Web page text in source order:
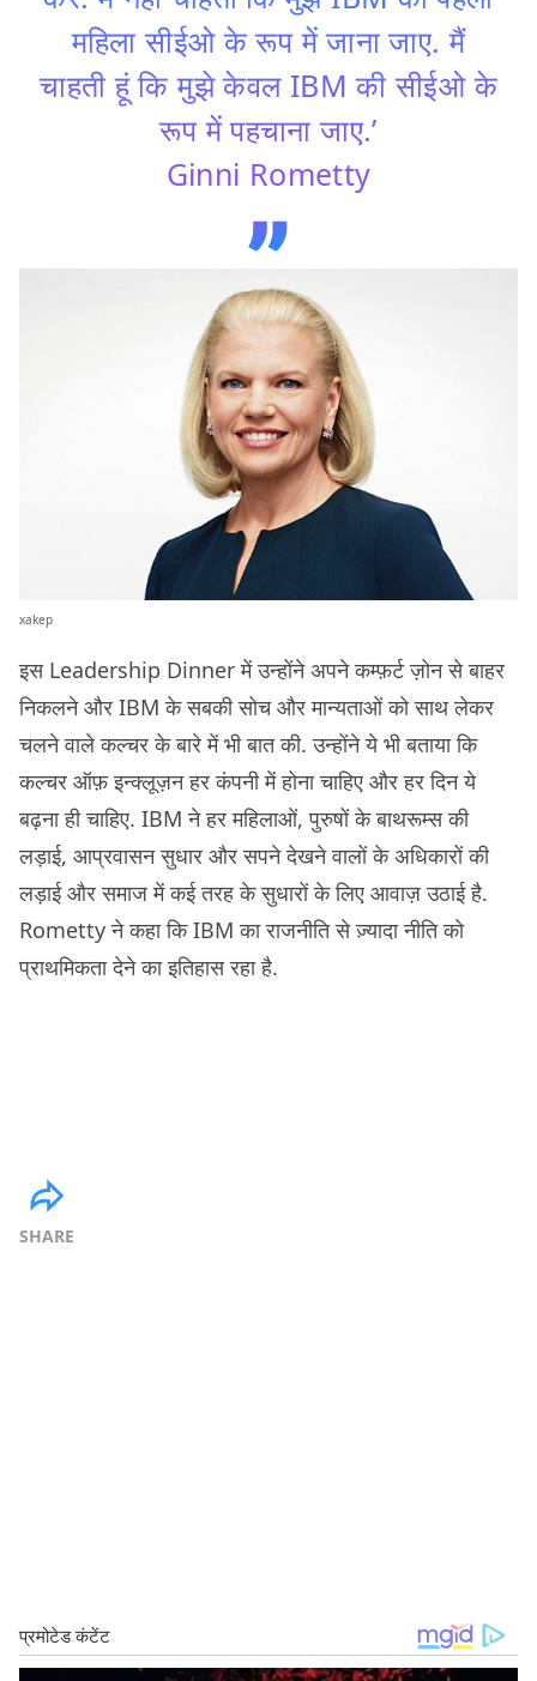
महिला सीईओ के रूप में जाना जाए. मैं
चाहती हूं कि मुझे केवल IBM की सीईओ के
रूप में पहचाना जाए.’
Ginni Rometty
xakep
इस Leadership Dinner में उन्होंने अपने कम्फ़र्ट ज़ोन से बाहर
निकलने और IBM के सबकी सोच और मान्यताओं को साथ लेकर
चलने वाले कल्चर के बारे में भी बात की. उन्होंने ये भी बताया कि
कल्चर ऑफ़ इन्क्लूज़न हर कंपनी में होना चाहिए और हर दिन ये
बढ़ना ही चाहिए. IBM ने हर महिलाओं, पुरुषों के बाथरूम्स की
लड़ाई, आप्रवासन सुधार और सपने देखने वालों के अधिकारों की
लड़ाई और समाज में कई तरह के सुधारों के लिए आवाज़ उठाई है.
Rometty ने कहा कि IBM का राजनीति से ज़्यादा नीति को
प्राथमिकता देने का इतिहास रहा है.
SHARE